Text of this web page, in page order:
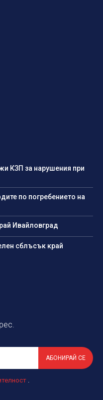
КЗП за нарушения при
по погребението на
Ивайловград
сблъсък край
АБОНИРАЙ СЕ
.